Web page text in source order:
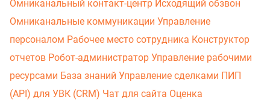
Омниканальный контакт-центр Исходящий обзвон
Омниканальные коммуникации Управление
персоналом Рабочее место сотрудника Конструктор
отчетов Робот-администратор Управление рабочими
ресурсами База знаний Управление сделками ПИП
(API) для УВК (CRM) Чат для сайта Оценка